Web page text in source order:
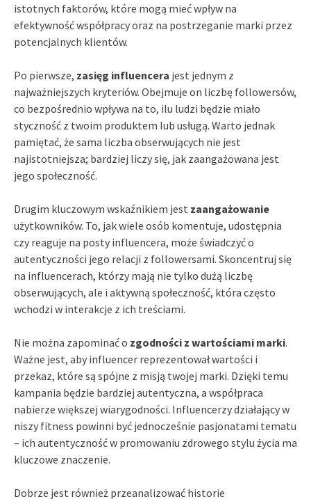
istotnych faktorów, które mogą mieć wpływ na
efektywność współpracy oraz na postrzeganie marki przez
potencjalnych klientów.
Po pierwsze, zasięg influencera jest jednym z
najważniejszych kryteriów. Obejmuje on liczbę followersów,
co bezpośrednio wpływa na to, ilu ludzi będzie miało
styczność z twoim produktem lub usługą. Warto jednak
pamiętać, że sama liczba obserwujących nie jest
najistotniejsza; bardziej liczy się, jak zaangażowana jest
jego społeczność.
Drugim kluczowym wskaźnikiem jest zaangażowanie
użytkowników. To, jak wiele osób komentuje, udostępnia
czy reaguje na posty influencera, może świadczyć o
autentyczności jego relacji z followersami. Skoncentruj się
na influencerach, którzy mają nie tylko dużą liczbę
obserwujących, ale i aktywną społeczność, która często
wchodzi w interakcje z ich treściami.
Nie można zapominać o zgodności z wartościami marki.
Ważne jest, aby influencer reprezentował wartości i
przekaz, które są spójne z misją twojej marki. Dzięki temu
kampania będzie bardziej autentyczna, a współpraca
nabierze większej wiarygodności. Influencerzy działający w
niszy fitness powinni być jednocześnie pasjonatami tematu
– ich autentyczność w promowaniu zdrowego stylu życia ma
kluczowe znaczenie.
Dobrze jest również przeanalizować historie